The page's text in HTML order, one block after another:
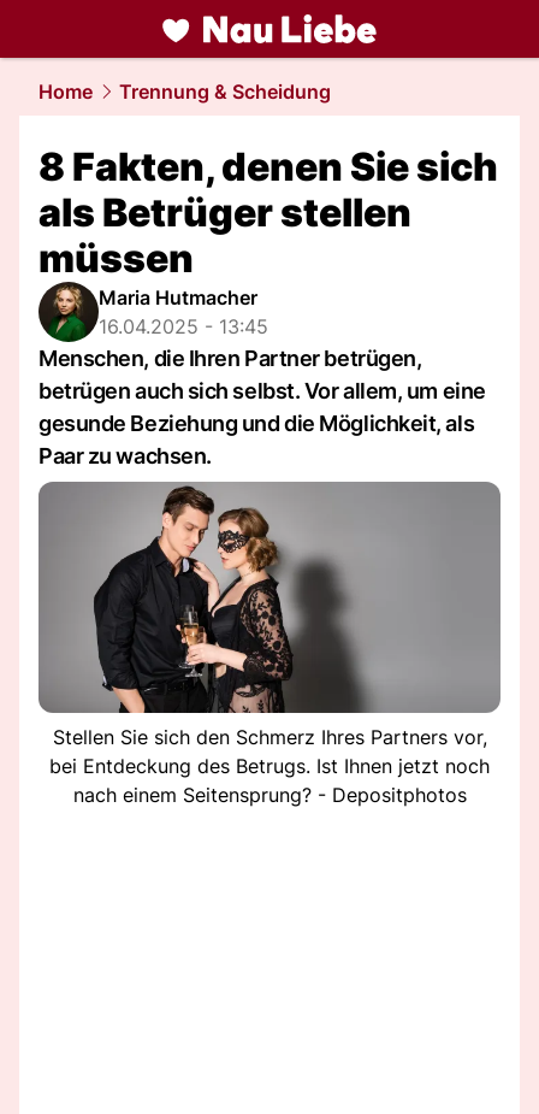
liebe.NAU.ch
Home Trennung & Scheidung
8 Fakten, denen Sie sich
als Betrüger stellen
müssen
Maria Hutmacher
16.04.2025 - 13:45
Menschen, die Ihren Partner betrügen,
betrügen auch sich selbst. Vor allem, um eine
gesunde Beziehung und die Möglichkeit, als
Paar zu wachsen.
Stellen Sie sich den Schmerz Ihres Partners vor,
bei Entdeckung des Betrugs. Ist Ihnen jetzt noch
nach einem Seitensprung? - Depositphotos